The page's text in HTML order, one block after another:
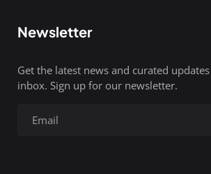
Newsletter
Get the latest news and curated
inbox. Sign up for our newsletter.